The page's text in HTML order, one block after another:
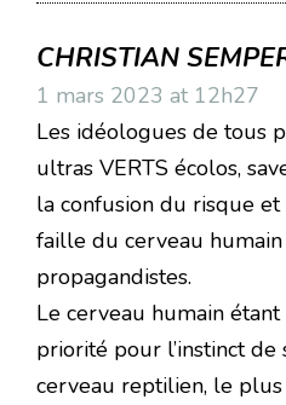
CHRISTIAN
1 mars 2023 at 12h27
Les idéologues de tous
ultras VERTS écolos,
la confusion du risque et
faille du cerveau
propagandistes.
Le cerveau humain
priorité pour l’instinct de
cerveau reptilien, le